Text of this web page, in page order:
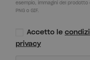
esempio, immagini del prodotto
PNG o GIF.
Accetto le
privacy